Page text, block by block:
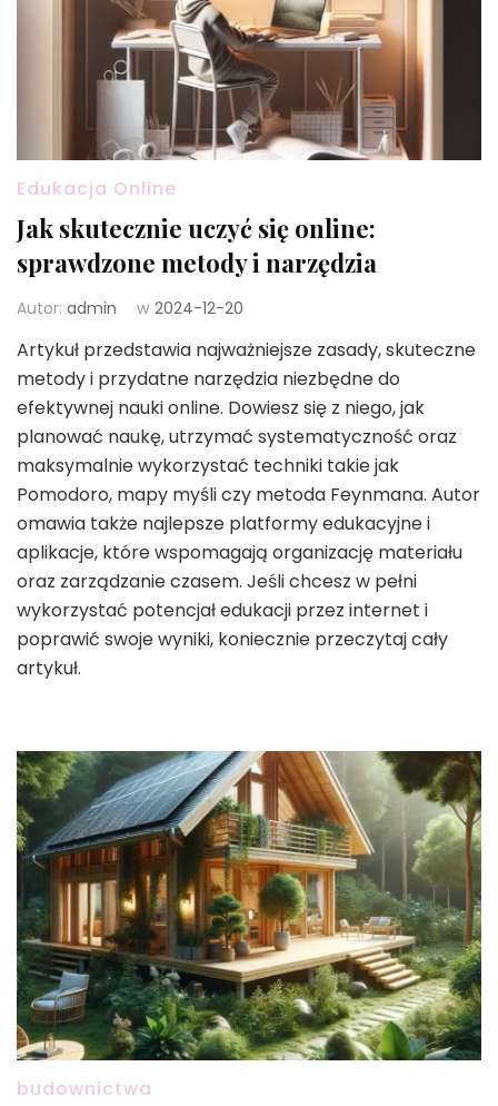
Edukacja Online
Jak skutecznie uczyć się online:
sprawdzone metody i narzędzia
Autor: admin w 2024-12-20
Artykuł przedstawia najważniejsze zasady, skuteczne
metody i przydatne narzędzia niezbędne do
efektywnej nauki online. Dowiesz się z niego, jak
planować naukę, utrzymać systematyczność oraz
maksymalnie wykorzystać techniki takie jak
Pomodoro, mapy myśli czy metoda Feynmana. Autor
omawia także najlepsze platformy edukacyjne i
aplikacje, które wspomagają organizację materiału
oraz zarządzanie czasem. Jeśli chcesz w pełni
wykorzystać potencjał edukacji przez internet i
poprawić swoje wyniki, koniecznie przeczytaj cały
artykuł.
budownictwa